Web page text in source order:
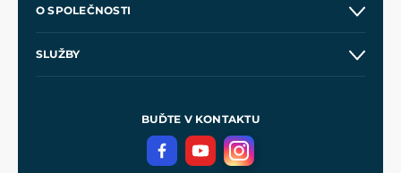
Velkoobchod
O SPOLEČNOSTI
SLUŽBY
Meče pro Kingdom Come
BUĎTE V KONTAKTU